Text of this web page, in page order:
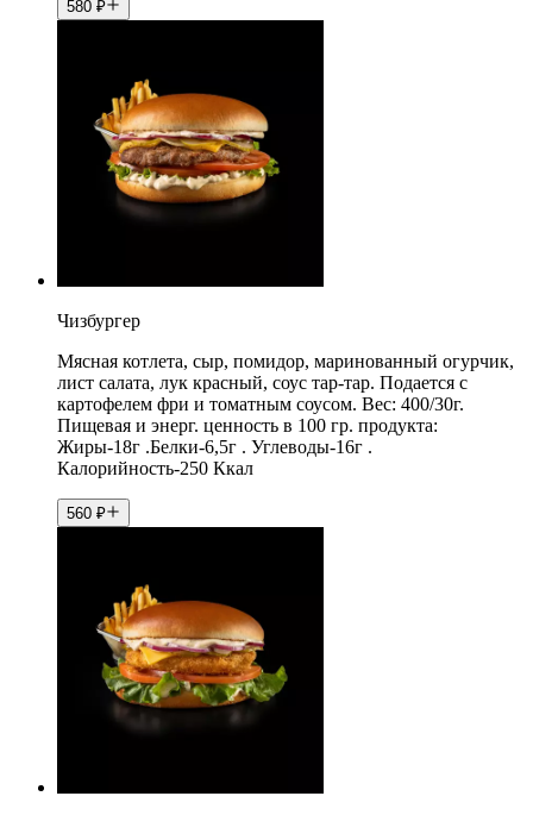
580 ₽
Чизбургер
Мясная котлета, сыр, помидор, маринованный огурчик,
лист салата, лук красный, соус тар-тар. Подается с
картофелем фри и томатным соусом. Вес: 400/30г.
Пищевая и энерг. ценность в 100 гр. продукта:
Жиры-18г .Белки-6,5г . Углеводы-16г .
Калорийность-250 Ккал
560 ₽